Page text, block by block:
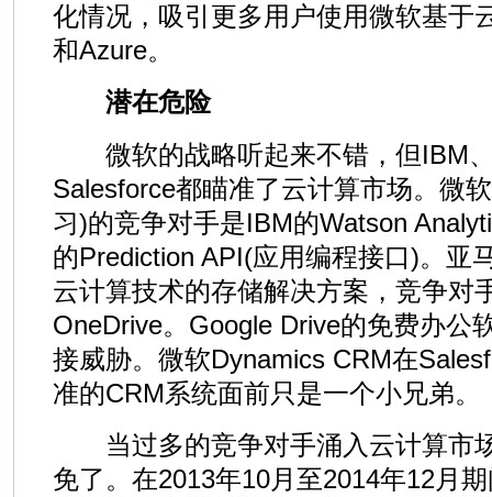
化情况，吸引更多用户使用微软基于
和Azure。
潜在危险
微软的战略听起来不错，但IBM
Salesforce都瞄准了云计算市场。微
习)的竞争对手是IBM的Watson
的Prediction API(应用编程接口)。亚
云计算技术的存储解决方案，竞争对
OneDrive。Google Drive的免费办公
接威胁。微软Dynamics CRM在
准的CRM系统面前只是一个小兄弟。
当过多的竞争对手涌入云计算市
免了。在2013年10月至2014年12月